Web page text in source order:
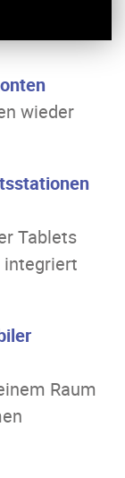
wieder
Tablets
integriert
Raum